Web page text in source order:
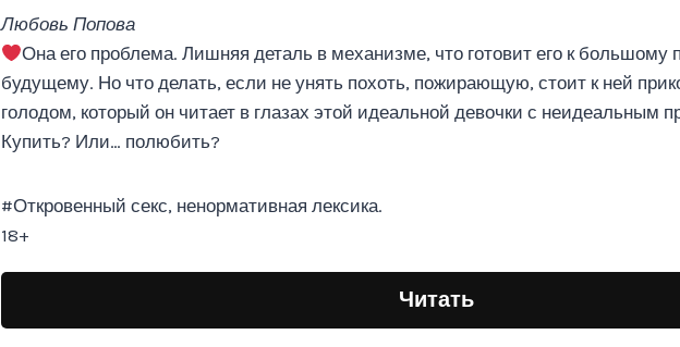
Любовь Попова
Она его проблема. Лишняя деталь в механизме, что готовит его к большому
будущему. Но что делать, если не унять похоть, пожирающую, стоит к ней
голодом, который он читает в глазах этой идеальной девочки с неидеальным
Купить? Или… полюбить?
#Откровенный секс, ненормативная лексика.
18+
Читать